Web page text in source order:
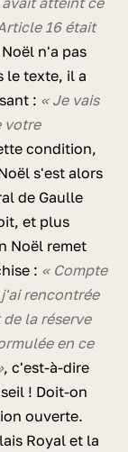
16 était
n'a pas
le texte, il a
: « Je vais
votre
condition,
s'est alors
de Gaulle
et plus
Noël remet
: « Compte
rencontrée
la réserve
en ce
, c'est-à-dire
! Doit-on
ouverte.
Royal et la